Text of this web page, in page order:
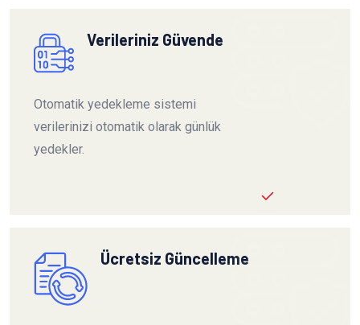
Verileriniz Güvende
Otomatik yedekleme sistemi
verilerinizi otomatik olarak günlük
yedekler.
Ücretsiz Güncelleme